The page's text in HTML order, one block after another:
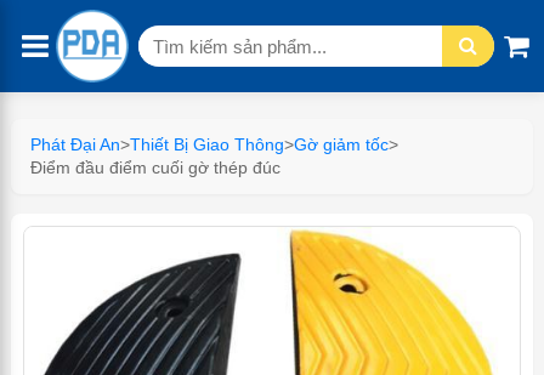
Tìm
Phát Đại An>Thiết Bị Giao Thông>Gờ giảm tốc>
Điểm đầu điểm cuối gờ thép đúc